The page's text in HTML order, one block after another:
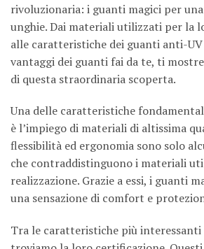
rivoluzionaria: i guanti magici per
unghie. Dai materiali utilizzati per la
alle caratteristiche dei guanti anti-
vantaggi dei guanti fai da te, ti
di questa straordinaria scoperta.
Una delle caratteristiche
è l’impiego di materiali di altissima
flessibilità ed ergonomia sono solo
che contraddistinguono i materiali
realizzazione. Grazie a essi, i guanti
una sensazione di comfort e
Tra le caratteristiche più